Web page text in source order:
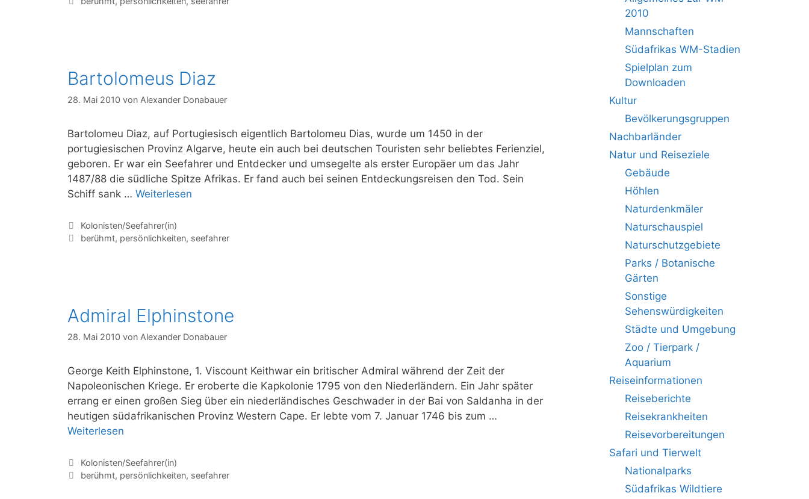
Bartolomeus Diaz
28. Mai 2010 von Alexander Donabauer
Bartolomeu Diaz, auf Portugiesisch eigentlich Bartolomeu Dias, wurde um 1450 in der
portugiesischen Provinz Algarve, heute ein auch bei deutschen Touristen sehr beliebtes Ferienziel,
geboren. Er war ein Seefahrer und Entdecker und umsegelte als erster Europäer um das Jahr
1487/88 die südliche Spitze Afrikas. Er fand auch bei seinen Entdeckungsreisen den Tod. Sein
Schiff sank … Weiterlesen
Kategorien
Kolonisten/Seefahrer(in)
Schlagwörter
berühmt, persönlichkeiten, seefahrer
Admiral Elphinstone
28. Mai 2010 von Alexander Donabauer
George Keith Elphinstone, 1. Viscount Keithwar ein britischer Admiral während der Zeit der
Napoleonischen Kriege. Er eroberte die Kapkolonie 1795 von den Niederländern. Ein Jahr später
errang er einen großen Sieg über ein niederländisches Geschwader in der Bai von Saldanha in der
heutigen südafrikanischen Provinz Western Cape. Er lebte vom 7. Januar 1746 bis zum …
Weiterlesen
Kategorien
Kolonisten/Seefahrer(in)
Schlagwörter
berühmt, persönlichkeiten, seefahrer
2010
Mannschaften
Südafrikas WM-Stadien
Spielplan zum
Downloaden
Kultur
Bevölkerungsgruppen
Nachbarländer
Natur und Reiseziele
Gebäude
Höhlen
Naturdenkmäler
Naturschauspiel
Naturschutzgebiete
Parks / Botanische
Gärten
Sonstige
Sehenswürdigkeiten
Städte und Umgebung
Zoo / Tierpark /
Aquarium
Reiseinformationen
Reiseberichte
Reisekrankheiten
Reisevorbereitungen
Safari und Tierwelt
Nationalparks
Südafrikas Wildtiere